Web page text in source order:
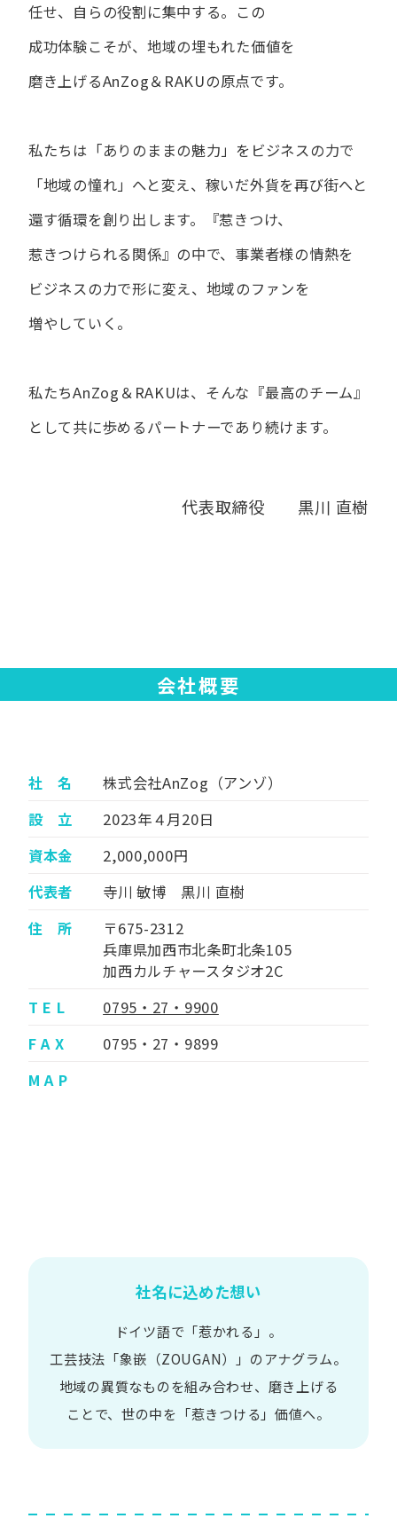
任せ、​自らの​役割に​集中する。 この​
成功体験こそが、​地域の​埋もれた​価値を​
磨き上げる​AnZog＆RAKUの​原点です。
私たちは​「ありの​ままの​魅力」を​ビジネスの​力で​
「地域の​憧れ」へと​変え、 稼いだ外貨を​再び街へと​
還す循環を​創り出します。
『惹きつけ、​
惹きつけられる​関係』の​中で、​事業者様の​情熱を​
ビジネスの​力で​形に​変え、 地域の​ファンを​
増やしていく。
私たちAnZog＆RAKUは、​そんな​『最高の​チーム』
と​して共に​歩める​パートナーであり続けます。
代表取締役 黒川 直樹
会社概要
社 名
株式会社AnZog（アンゾ）
設 立
2023年４月20日
資本金
2,000,000円
代表者
寺川 敏博 黒川 直樹
住 所
〒675-2312
兵庫県加西市北条町北条105
加西カルチャースタジオ2C
T E L
0795・27・9900
F A X
0795・27・9899
M A P
社名に込めた想い
ドイツ語で​「惹かれる」。
工芸技法​「象嵌​（ZOUGAN）」の​アナグラム。
地域の​異質な​ものを​組み合わせ、 磨き上げる​
ことで、 世の​中を​「惹きつける」価値へ。​